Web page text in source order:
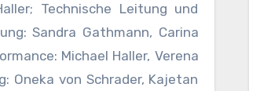
Technische Leitung und
Sandra Gathmann, Carina
Michael Haller, Verena
Oneka von Schrader, Kajetan